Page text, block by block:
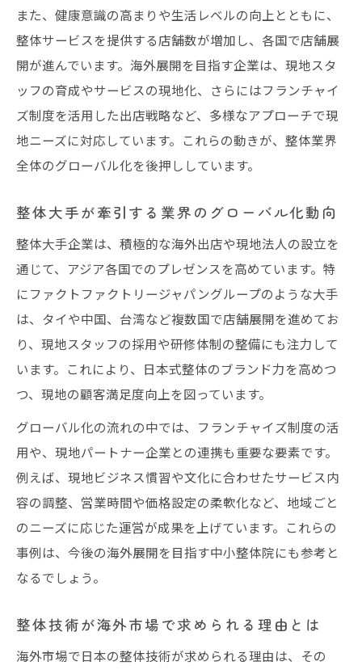
動き
アジア展開で整体大手が果たす役割と展望
海外展開が進む整体の強みと挑戦
整体の技術力が海外で評価される理由を探
る
整体大手が海外展開で直面する課題と対策
整体体験の国際的な価値とブランド力の重
要性
整体業界の海外展開における挑戦事例を紹
介
日本発整体の国際標準化への一歩
整体技術の国際標準化に向けた現状と課題
「SEITAI」ブランド化が海外で注目される
理由
整体大手による国際ルール策定の取り組み
事例
整体体験の世界共通サービス化への展望
日本式整体が海外で認知拡大するプロセス
とは
整体がアジアで注目される理由を解明
アジア各国で整体が評価される要素を分析
また、健康意識の高まりや生活レベルの向上とともに、
整体サービスを提供する店舗数が増加し、各国で店舗展
開が進んでいます。海外展開を目指す企業は、現地スタ
ッフの育成やサービスの現地化、さらにはフランチャイ
ズ制度を活用した出店戦略など、多様なアプローチで現
地ニーズに対応しています。これらの動きが、整体業界
全体のグローバル化を後押ししています。
整体大手が牽引する業界のグローバル化動向
整体大手企業は、積極的な海外出店や現地法人の設立を
通じて、アジア各国でのプレゼンスを高めています。特
にファクトファクトリージャパングループのような大手
は、タイや中国、台湾など複数国で店舗展開を進めてお
り、現地スタッフの採用や研修体制の整備にも注力して
います。これにより、日本式整体のブランド力を高めつ
つ、現地の顧客満足度向上を図っています。
グローバル化の流れの中では、フランチャイズ制度の活
用や、現地パートナー企業との連携も重要な要素です。
例えば、現地ビジネス慣習や文化に合わせたサービス内
容の調整、営業時間や価格設定の柔軟化など、地域ごと
のニーズに応じた運営が成果を上げています。これらの
事例は、今後の海外展開を目指す中小整体院にも参考と
なるでしょう。
整体技術が海外市場で求められる理由とは
海外市場で日本の整体技術が求められる理由は、その